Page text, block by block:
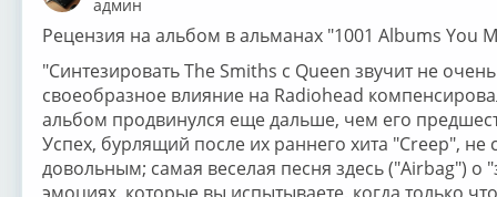
админ
Рецензия на альбом в альманах "1001 Albums You
"Синтезировать The Smiths с Queen звучит не
своеобразное влияние на Radiohead
альбом продвинулся еще дальше, чем его
Успех, бурлящий после их раннего хита "Creep",
довольным; самая веселая песня здесь ("Airbag") о